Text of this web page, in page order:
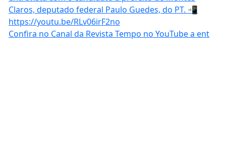
Confira no Canal da Revista Tempo no YouTube a ent